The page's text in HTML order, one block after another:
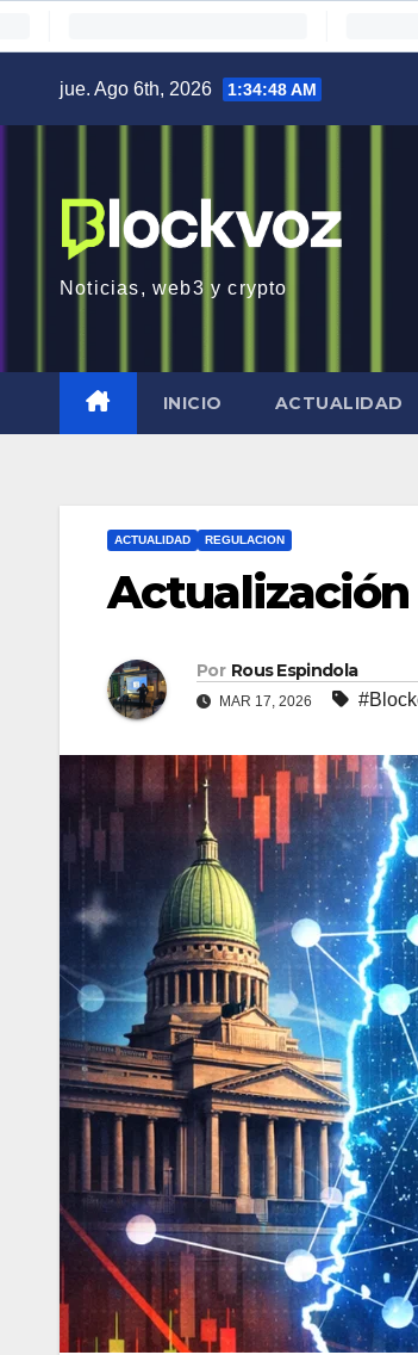
jue. Ago 6th, 2026 1:34:49 AM
Noticias, web3 y crypto
INICIO ACTUALIDAD
ACTUALIDAD REGULACION
Actualización
Por Rous Espindola
MAR 17, 2026